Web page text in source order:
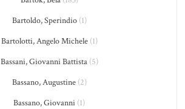
Bartoldo, Sperindio(1)
Bartolotti, Angelo Michele(1)
Bassani, Giovanni Battista(5)
Bassano, Augustine(2)
Bassano, Giovanni (1)